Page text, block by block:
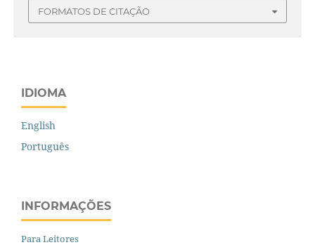
FORMATOS DE CITAÇÃO
IDIOMA
English
Português
INFORMAÇÕES
Para Leitores